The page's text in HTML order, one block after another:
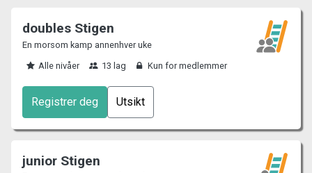
doubles Stigen
En morsom kamp annenhver uke
Alle nivåer
13 lag Kun for medlemmer
Registrer deg Utsikt
junior Stigen